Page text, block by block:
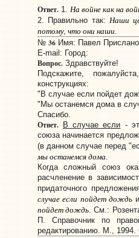
Ответ.1. На войне как на
2. Правильно так:Наши
потому, что они наши.
№ 36Имя: Павел
E-mail: Город:
Вопрос.Здравствуйте!
Подскажите,
конструкциях:
"В случае если пойдет
"Мы останемся дома в
Спасибо.
Ответ. В случае если -
союза начинается
(в данном случае перед
мы останемся дома.
Когда сложный союз
расчленение в
придаточного
случае если пойдет дождь
пойдет дождь. См.:
П. Справочник по
редактированию. М., 1994.